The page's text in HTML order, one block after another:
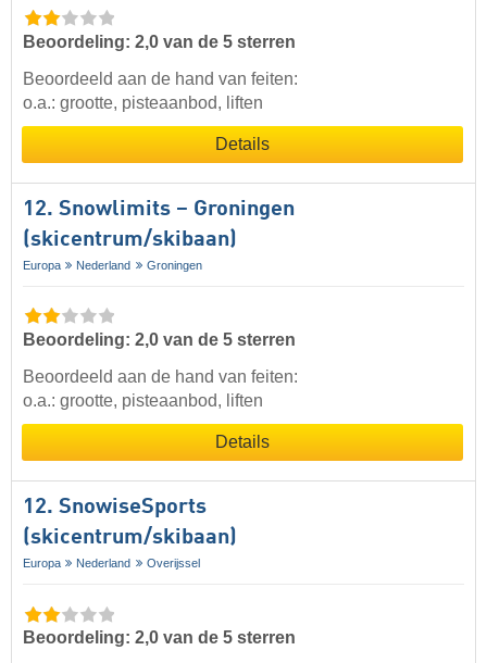
Beoordeling: 2,0 van de 5 sterren
Beoordeeld aan de hand van feiten:
o.a.: grootte, pisteaanbod, liften
Details
12. Snowlimits – Groningen
(skicentrum/skibaan)
Europa Nederland Groningen
Beoordeling: 2,0 van de 5 sterren
Beoordeeld aan de hand van feiten:
o.a.: grootte, pisteaanbod, liften
Details
12. SnowiseSports
(skicentrum/skibaan)
Europa Nederland Overijssel
Beoordeling: 2,0 van de 5 sterren